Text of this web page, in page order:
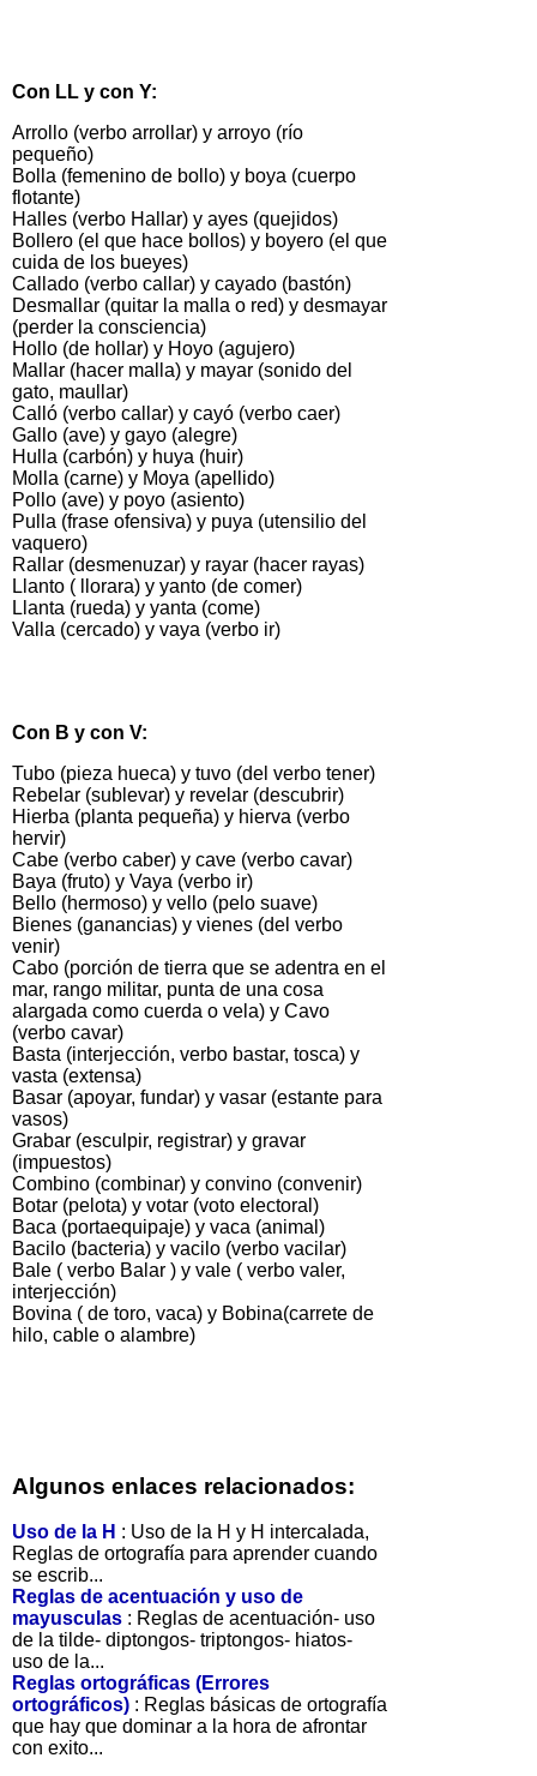
Con LL y con Y:
Arrollo (verbo arrollar) y arroyo (río
pequeño)
Bolla (femenino de bollo) y boya (cuerpo
flotante)
Halles (verbo Hallar) y ayes (quejidos)
Bollero (el que hace bollos) y boyero (el que
cuida de los bueyes)
Callado (verbo callar) y cayado (bastón)
Desmallar (quitar la malla o red) y desmayar
(perder la consciencia)
Hollo (de hollar) y Hoyo (agujero)
Mallar (hacer malla) y mayar (sonido del
gato, maullar)
Calló (verbo callar) y cayó (verbo caer)
Gallo (ave) y gayo (alegre)
Hulla (carbón) y huya (huir)
Molla (carne) y Moya (apellido)
Pollo (ave) y poyo (asiento)
Pulla (frase ofensiva) y puya (utensilio del
vaquero)
Rallar (desmenuzar) y rayar (hacer rayas)
Llanto ( llorara) y yanto (de comer)
Llanta (rueda) y yanta (come)
Valla (cercado) y vaya (verbo ir)
Con B y con V:
Tubo (pieza hueca) y tuvo (del verbo tener)
Rebelar (sublevar) y revelar (descubrir)
Hierba (planta pequeña) y hierva (verbo
hervir)
Cabe (verbo caber) y cave (verbo cavar)
Baya (fruto) y Vaya (verbo ir)
Bello (hermoso) y vello (pelo suave)
Bienes (ganancias) y vienes (del verbo
venir)
Cabo (porción de tierra que se adentra en el
mar, rango militar, punta de una cosa
alargada como cuerda o vela) y Cavo
(verbo cavar)
Basta (interjección, verbo bastar, tosca) y
vasta (extensa)
Basar (apoyar, fundar) y vasar (estante para
vasos)
Grabar (esculpir, registrar) y gravar
(impuestos)
Combino (combinar) y convino (convenir)
Botar (pelota) y votar (voto electoral)
Baca (portaequipaje) y vaca (animal)
Bacilo (bacteria) y vacilo (verbo vacilar)
Bale ( verbo Balar ) y vale ( verbo valer,
interjección)
Bovina ( de toro, vaca) y Bobina(carrete de
hilo, cable o alambre)
Algunos enlaces relacionados:
Uso de la H : Uso de la H y H intercalada,
Reglas de ortografía para aprender cuando
se escrib...
Reglas de acentuación y uso de
mayusculas : Reglas de acentuación- uso
de la tilde- diptongos- triptongos- hiatos-
uso de la...
Reglas ortográficas (Errores
ortográficos) : Reglas básicas de ortografía
que hay que dominar a la hora de afrontar
con exito...